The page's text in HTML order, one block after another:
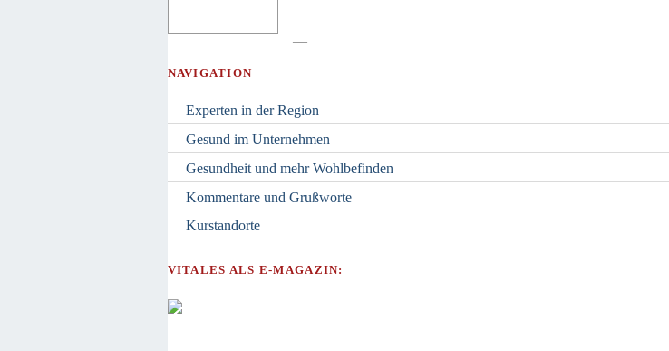
—
NAVIGATION
Experten in der Region
Gesund im Unternehmen
Gesundheit und mehr Wohlbefinden
Kommentare und Grußworte
Kurstandorte
VITALES ALS E-MAGAZIN: